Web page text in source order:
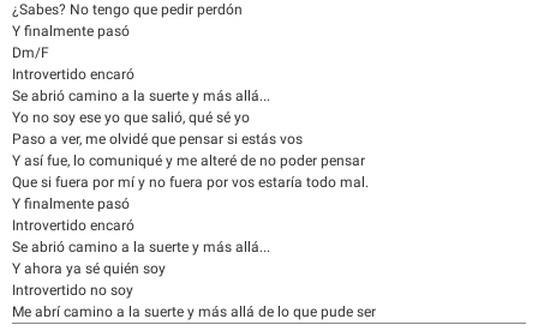
¿Sabes? No tengo que pedir perdón
Y finalmente pasó
Dm/F
Introvertido encaró
Se abrió camino a la suerte y más allá...
Yo no soy ese yo que salió, qué sé yo
Paso a ver, me olvidé que pensar si estás vos
Y así fue, lo comuniqué y me alteré de no poder pensar
Que si fuera por mí y no fuera por vos estaría todo mal.
Y finalmente pasó
Introvertido encaró
Se abrió camino a la suerte y más allá...
Y ahora ya sé quién soy
Introvertido no soy
Me abrí camino a la suerte y más allá de lo que pude ser